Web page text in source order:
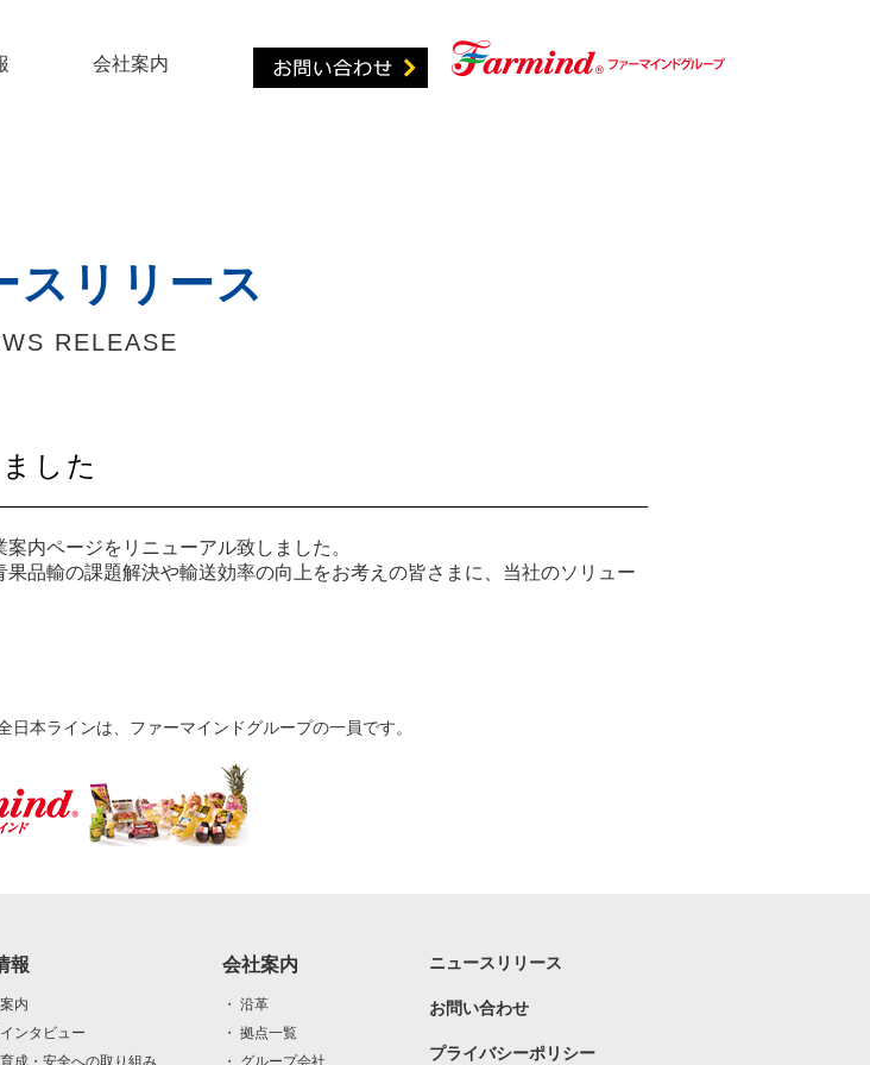
会社案内
スリリース
RELEASE
した
内ページをリニューアル致しました。
品輸の課題解決や輸送効率の向上をお考えの皆さまに、当社のソリュー
本ラインは、ファーマインドグループの一員です。
報
内
インタビュー
育成・安全への取り組み
会社案内
・ 沿革
・ 拠点一覧
・ グループ会社
ニュースリリース
お問い合わせ
プライバシーポリシー